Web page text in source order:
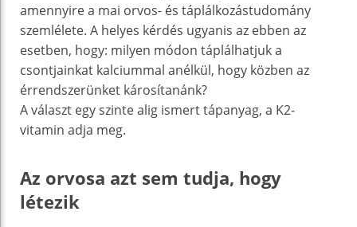
amennyire a mai orvos- és táplálkozástudomány
szemlélete. A helyes kérdés ugyanis az ebben az
esetben, hogy: milyen módon táplálhatjuk a
csontjainkat kalciummal anélkül, hogy közben az
érrendszerünket károsítanánk?
A választ egy szinte alig ismert tápanyag, a K2-
vitamin adja meg.
Az orvosa azt sem tudja, hogy
létezik